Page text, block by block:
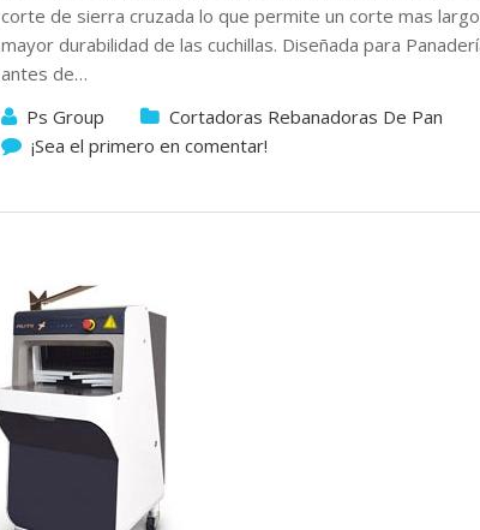
corte de sierra cruzada lo que permite un corte mas
mayor durabilidad de las cuchillas. Diseñada para
antes de…
Ps Group
Cortadoras Rebanadoras De Pan
¡Sea el primero en comentar!